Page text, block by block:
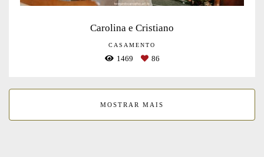
Carolina e Cristiano
CASAMENTO
1469 86
MOSTRAR MAIS